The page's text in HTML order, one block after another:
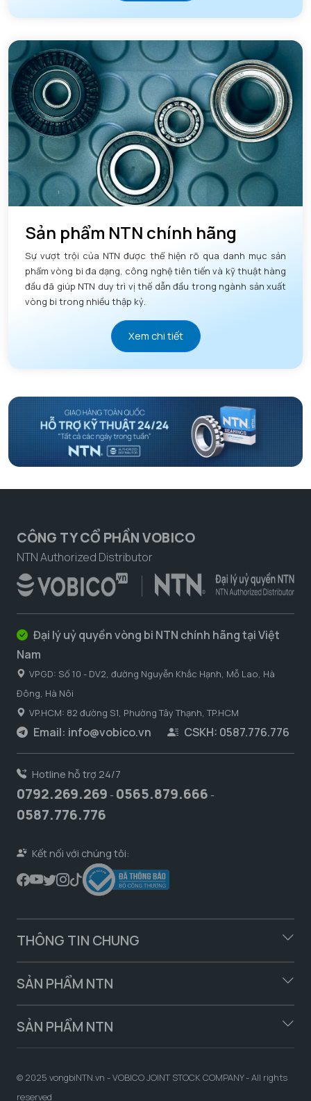
Sản phẩm NTN chính hãng
Sự vượt trội của NTN được thể hiện rõ qua danh mục sản
phẩm vòng bi đa dạng, công nghệ tiên tiến và kỹ thuật hàng
đầu đã giúp NTN duy trì vị thế dẫn đầu trong ngành sản xuất
vòng bi trong nhiều thập kỷ.
Xem chi tiết
CÔNG TY CỔ PHẦN VOBICO
NTN Authorized Distributor
Đại lý uỷ quyền vòng bi NTN chính hãng tại Việt
Nam
VPGD: Số 10 - DV2, đường Nguyễn Khắc Hạnh, Mỗ Lao, Hà
Đông, Hà Nôi
VP.HCM: 82 đường S1, Phường Tây Thạnh, TP.HCM
Email: info@vobico.vn CSKH: 0587.776.776
Hotline hỗ trợ 24/7
0792.269.269 - 0565.879.666 -
0587.776.776
Kết nối với chúng tôi:
THÔNG TIN CHUNG
SẢN PHẨM NTN
SẢN PHẨM NTN
© 2025 vongbiNTN.vn - VOBICO JOINT STOCK COMPANY - All rights
reserved